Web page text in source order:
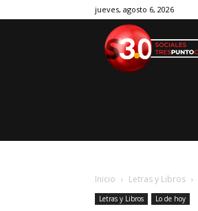
jueves, agosto 6, 2026
Inicio Letras y Libros
Letras y Libros Lo de hoy